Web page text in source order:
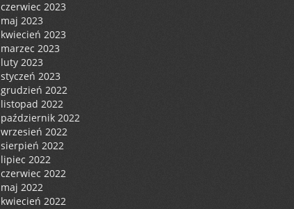
czerwiec 2023
maj 2023
kwiecień 2023
marzec 2023
luty 2023
styczeń 2023
grudzień 2022
listopad 2022
październik 2022
wrzesień 2022
sierpień 2022
lipiec 2022
czerwiec 2022
maj 2022
kwiecień 2022